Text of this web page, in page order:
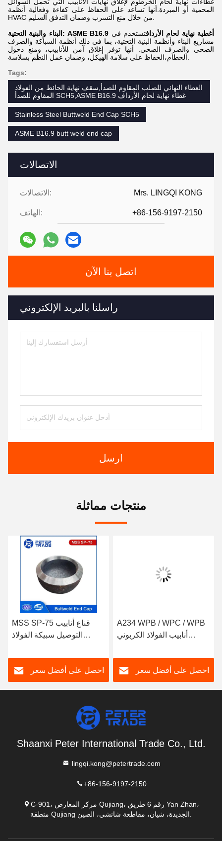
الاتصالات
الاتصالات: Mrs. LINGQI KONG
الهاتف: +86-156-9197-2150
اتصل بنا الآن
راسلنا بالبريد الإلكتروني
ارسل
غطاءات نهاية لحام الخرطوم لإغلاق نهايات الأنابيب التي تحمل السوائل
المحمية أو المبردة.أنها تساعد على الحفاظ على كفاءة وفعالية أنظمة
HVAC من خلال منع التسرب وضمان التدفق السليم.
البناء والبنية التحتية: ASME B16.9 أغطية نهاية لحام الأردافتستخدم في
مشاريع البناء وأنظمة البنية التحتية، بما في ذلك أنظمة السباكة والصرف
الصحي والصرف الصحي. أنها توفر إغلاق آمن للأنابيب، ومنع دخول
الحطام،الحفاظ على سلامة الهيكل، وضمان عمل النظم بسلاسة.
Tags:
الغطاء النهائي للصلب المقاوم للصدأ,سقف نهاية الحائط من الفولاذ
المقاوم للصدأ SCH5,ASME B16.9 غطاء نهاية لحام الأرداف
Stainless Steel Buttweld End Cap SCH5
ASME B16.9 butt weld end cap
منتجات مماثلة
MSS SP-75 قناع أنابيب
التوصيل سبيكة الفولاذ
أنابيب NPS 15 - NPS 60
المخللاحصل على أفضل سعر
A234 WPB / WPC / WPB
أنابيب الفولاذ الكربوني
48'
احصل على أفضل سعر
Shaanxi Peter International Trade Co., Ltd.
lingqi.kong@petertrade.com
+86-156-9197-2150
C-901، مركز المعارض Qujiang، رقم 6 طريق Yan Zhan،